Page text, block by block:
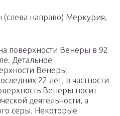
направо) Меркурия,
поверхности Венеры в 92
Детальное
Венеры
22 лет, в частности
Венеры носит
деятельности, а
серы. Некоторые